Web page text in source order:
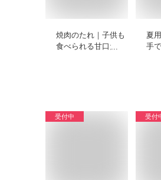
焼肉のたれ｜子供も
食べられる甘口だれ
夏
手
受付中 受付